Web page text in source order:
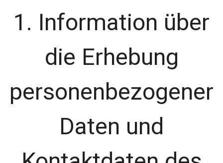
1. Information über
die Erhebung
personenbezogener
Daten und